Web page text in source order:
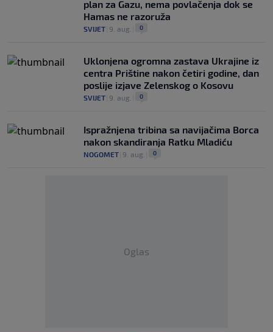
plan za Gazu, nema povlačenja dok se
Hamas ne razoruža
SVIJET 9. aug. 0
Uklonjena ogromna zastava Ukrajine iz
centra Prištine nakon četiri godine, dan
poslije izjave Zelenskog o Kosovu
SVIJET 9. aug. 0
Ispražnjena tribina sa navijačima Borca
nakon skandiranja Ratku Mladiću
NOGOMET 9. aug. 0
Oglas